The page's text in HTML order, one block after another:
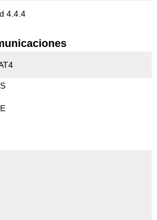
4.4.4